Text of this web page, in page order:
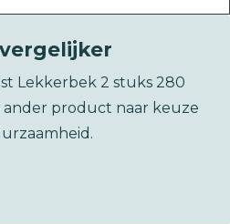
Lekkerbek 2 stuks 280
product naar keuze